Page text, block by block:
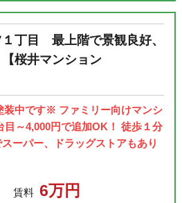
丁目 最上階で景観良好、
桜井マンション
中です※ ファミリー向けマンシ
目～4,000円で追加OK！ 徒歩１分
ーパー、ドラッグストアもあり
賃料 6万円